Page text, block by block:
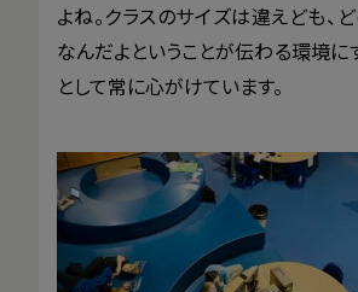
よね。クラスのサイズは違えども、
なんだよということが伝わる環境に
として常に心がけています。